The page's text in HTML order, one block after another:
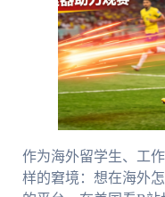
作为海外留学生、工
样的窘境：想在海外